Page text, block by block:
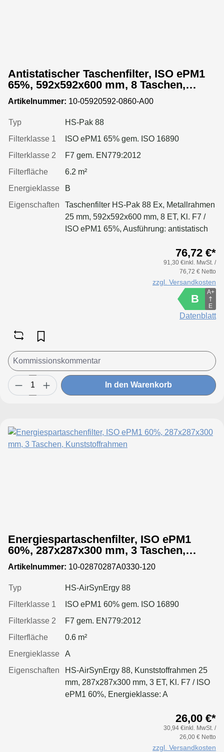
Antistatischer Taschenfilter, ISO ePM1
65%, 592x592x600 mm, 8 Taschen,
Metallrahmen
Artikelnummer: 10-05920592-0860-A00
Typ
HS-Pak 88
Filterklasse 1
ISO ePM1 65% gem. ISO 16890
Filterklasse 2
F7 gem. EN779:2012
Filterfläche
6.2 m²
Energieklasse
B
Eigenschaften
Taschenfilter HS-Pak 88 Ex, Metallrahmen
25 mm, 592x592x600 mm, 8 ET, Kl. F7 /
ISO ePM1 65%, Ausführung: antistatisch
ableitender Oberfläche. Ableitkontakt über
76,72 €*
91,30 €inkl. MwSt. /
76,72 € Netto
zzgl. Versandkosten
B
A+
E
Datenblatt
In den Warenkorb
Energiespartaschenfilter, ISO ePM1
60%, 287x287x300 mm, 3 Taschen,
Kunststoffrahmen
Artikelnummer: 10-02870287A0330-120
Typ
HS-AirSynErgy 88
Filterklasse 1
ISO ePM1 60% gem. ISO 16890
Filterklasse 2
F7 gem. EN779:2012
Filterfläche
0.6 m²
Energieklasse
A
Eigenschaften
HS-AirSynErgy 88, Kunststoffrahmen 25
mm, 287x287x300 mm, 3 ET, Kl. F7 / ISO
ePM1 60%, Energieklasse: A
26,00 €*
30,94 €inkl. MwSt. /
26,00 € Netto
zzgl. Versandkosten